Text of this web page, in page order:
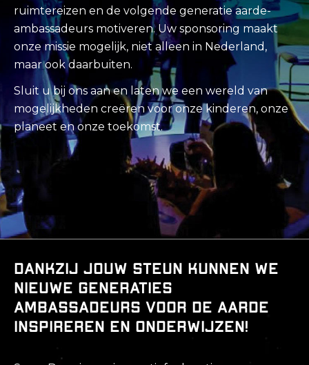
ruimtereizen en de volgende generatie aarde-
ambassadeurs motiveren. Uw sponsoring maakt
onze missie mogelijk, niet alleen in Nederland,
maar ook daarbuiten.
Sluit u bij ons aan en laten we een wereld van
mogelijkheden creëren voor onze kinderen, onze
planeet en onze toekomst.
Dankzij jouw steun kunnen we
nieuwe generaties
ambassadeurs voor de Aarde
inspireren en onderwijzen!